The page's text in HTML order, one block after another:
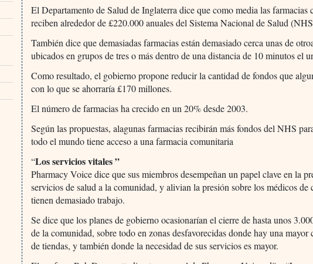
El Departamento de Salud de Inglaterra dice que como media las farmacias
reciben alrededor de £220.000 anuales del Sistema Nacional de Salud
También dice que demasiadas farmacias están demasiado cerca unas de
ubicados en grupos de tres o más dentro de una distancia de 10 minutos el
Como resultado, el gobierno propone reducir la cantidad de fondos que
con lo que se ahorraría £170 millones.
El número de farmacias ha crecido en un 20% desde 2003.
Según las propuestas, alagunas farmacias recibirán más fondos del NHS
todo el mundo tiene acceso a una farmacia comunitaria
“Los servicios vitales ”
Pharmacy Voice dice que sus miembros desempeñan un papel clave en la
servicios de salud a la comunidad, y alivian la presión sobre los médicos de
tienen demasiado trabajo.
Se dice que los planes de gobierno ocasionarían el cierre de hasta unos
de la comunidad, sobre todo en zonas desfavorecidas donde hay una mayor
de tiendas, y también donde la necesidad de sus servicios es mayor.